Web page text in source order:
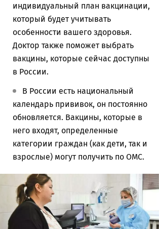
индивидуальный план вакцинации,
который будет учитывать
особенности вашего здоровья.
Доктор также поможет выбрать
вакцины, которые сейчас доступны
в России.
В России есть национальный
календарь прививок, он постоянно
обновляется. Вакцины, которые в
него входят, определенные
категории граждан (как дети, так и
взрослые) могут получить по ОМС.